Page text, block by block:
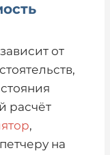
от
расчёт
,
на